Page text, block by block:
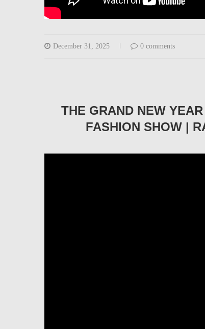
December 31, 2025 0 comments
THE GRAND NEW
FASHION SHOW |